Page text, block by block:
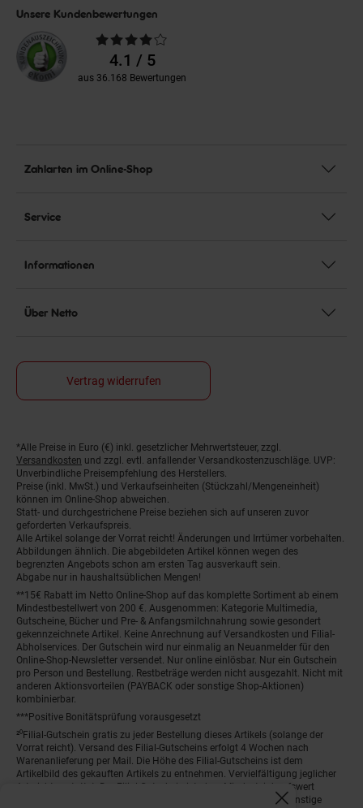
Fenster
Unsere Kundenbewertungen
Durchschnittliche
Bewertungen4.1 / 5
aus 36.168 Bewertungen
Zahlarten im Online-Shop
Service
Informationen
Über Netto
Vertrag widerrufen
Fußnoten
*Alle Preise in Euro (€) inkl. gesetzlicher Mehrwertsteuer, zzgl.
Versandkosten und zzgl. evtl. anfallender Versandkostenzuschläge. UVP:
Unverbindliche Preisempfehlung des Herstellers.
Preise (inkl. MwSt.) und Verkaufseinheiten (Stückzahl/Mengeneinheit)
können im Online-Shop abweichen.
Statt- und durchgestrichene Preise beziehen sich auf unseren zuvor
geforderten Verkaufspreis.
Alle Artikel solange der Vorrat reicht! Änderungen und Irrtümer vorbehalten.
Abbildungen ähnlich. Die abgebildeten Artikel können wegen des
begrenzten Angebots schon am ersten Tag ausverkauft sein.
Abgabe nur in haushaltsüblichen Mengen!
**15€ Rabatt im Netto Online-Shop auf das komplette Sortiment ab einem
Mindestbestellwert von 200 €. Ausgenommen: Kategorie Multimedia,
Gutscheine, Bücher und Pre- & Anfangsmilchnahrung sowie gesondert
gekennzeichnete Artikel. Keine Anrechnung auf Versandkosten und Filial-
Abholservices. Der Gutschein wird nur einmalig an Neuanmelder für den
Online-Shop-Newsletter versendet. Nur online einlösbar. Nur ein Gutschein
pro Person und Bestellung. Restbeträge werden nicht ausgezahlt. Nicht mit
anderen Aktionsvorteilen (PAYBACK oder sonstige Shop-Aktionen)
kombinierbar.
***Positive Bonitätsprüfung vorausgesetzt
²⁰Filial-Gutschein gratis zu jeder Bestellung dieses Artikels (solange der
Vorrat reicht). Versand des Filial-Gutscheins erfolgt 4 Wochen nach
Warenanlieferung per Mail. Die Höhe des Filial-Gutscheins ist dem
Artikelbild des gekauften Artikels zu entnehmen. Vervielfältigung jeglicher
Art nicht gestattet. Der Filial-Gutschein ist ohne Mindesteinkaufswert
einlösbar. Nicht mit anderen Aktionsvorteilen (PAYBACK oder sonstige